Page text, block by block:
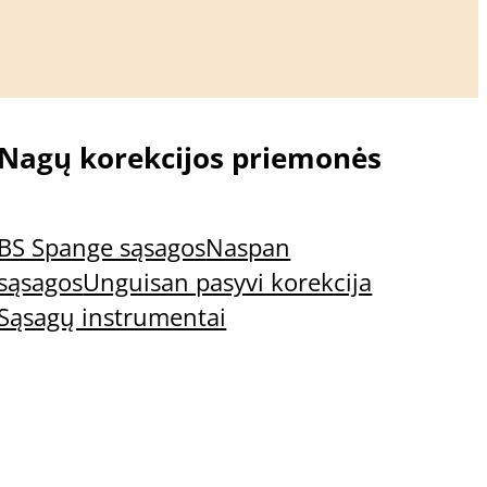
Nagų korekcijos priemonės
BS Spange sąsagosNaspan
Unguisan pasyvi korekcija
instrumentai